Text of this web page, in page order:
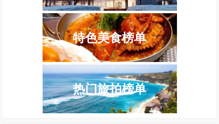
特色美食榜单
热门旅拍榜单